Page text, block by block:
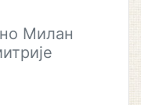
Милан